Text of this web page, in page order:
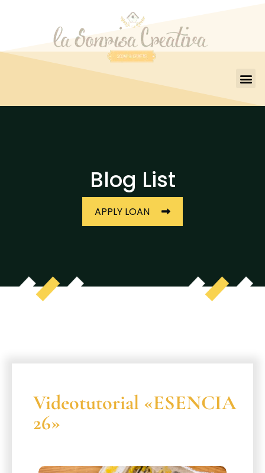
Blog List
APPLY LOAN
Videotutorial «ESENCIA
26»